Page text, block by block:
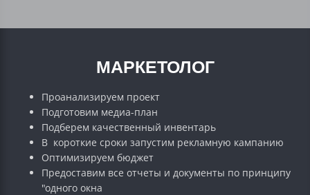
МАРКЕТОЛОГ
Проанализируем проект
Подготовим медиа-план
Подберем качественный инвентарь
В короткие сроки запустим рекламную кампанию
Оптимизируем бюджет
Предоставим все отчеты и документы по принципу
"одного окна